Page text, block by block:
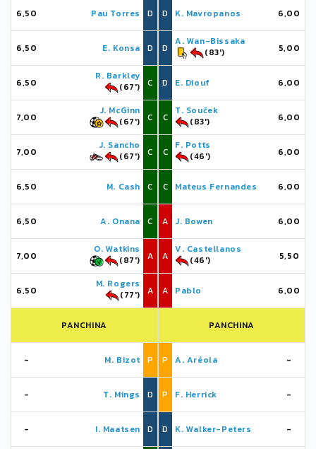
6,50 Pau Torres D
6,50 E. Konsa D
6,50
R. Barkley
(67')
C
7,00
J. McGinn
(67')
C
7,00
J. Sancho
(67')
C
6,50 M. Cash C
6,50 A. Onana C
7,00
O. Watkins
(87')
A
6,50
M. Rogers
(77')
A
PANCHINA
- M. Bizot P
- T. Mings D
- I. Maatsen D
D K. Mavropanos 6,00
D
A. Wan-Bissaka
(83')
5,00
D E. Diouf 6,00
C
T. Souček
(83')
6,00
C
F. Potts
(46')
6,00
C Mateus Fernandes 6,00
A J. Bowen 6,00
A
V. Castellanos
(46')
5,50
A Pablo 6,00
PANCHINA
P A. Aréola -
P F. Herrick -
D K. Walker-Peters -